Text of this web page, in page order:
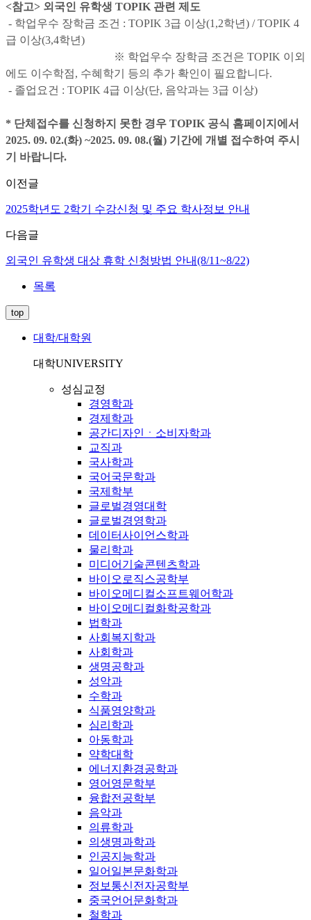
<참고> 외국인 유학생 TOPIK 관련 제도
- 학업우수 장학금 조건 : TOPIK 3급 이상(1,2학년) / TOPIK 4
급 이상(3,4학년)
※ 학업우수 장학금 조건은 TOPIK 이외
에도 이수학점, 수혜학기 등의 추가 확인이 필요합니다.
- 졸업요건 : TOPIK 4급 이상(단, 음악과는 3급 이상)
* 단체접수를 신청하지 못한 경우 TOPIK 공식 홈페이지에서
2025. 09. 02.(화) ~2025. 09. 08.(월) 기간에 개별 접수하여 주시
기 바랍니다.
이전글
2025학년도 2학기 수강신청 및 주요 학사정보 안내
다음글
외국인 유학생 대상 휴학 신청방법 안내(8/11~8/22)
목록
top
대학/대학원
대학UNIVERSITY
성심교정
경영학과
경제학과
공간디자인ㆍ소비자학과
교직과
국사학과
국어국문학과
국제학부
글로벌경영대학
글로벌경영학과
데이터사이언스학과
물리학과
미디어기술콘텐츠학과
바이오로직스공학부
바이오메디컬소프트웨어학과
바이오메디컬화학공학과
법학과
사회복지학과
사회학과
생명공학과
성악과
수학과
식품영양학과
심리학과
아동학과
약학대학
에너지환경공학과
영어영문학부
융합전공학부
음악과
의류학과
의생명과학과
인공지능학과
일어일본문화학과
정보통신전자공학부
중국언어문화학과
철학과